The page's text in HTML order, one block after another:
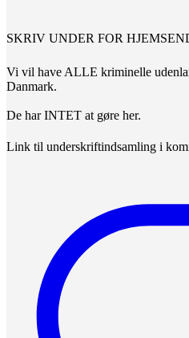
SKRIV UNDER FOR
Vi vil have ALLE kriminelle
Danmark.
De har INTET at gøre her.
Link til underskriftindsamling i